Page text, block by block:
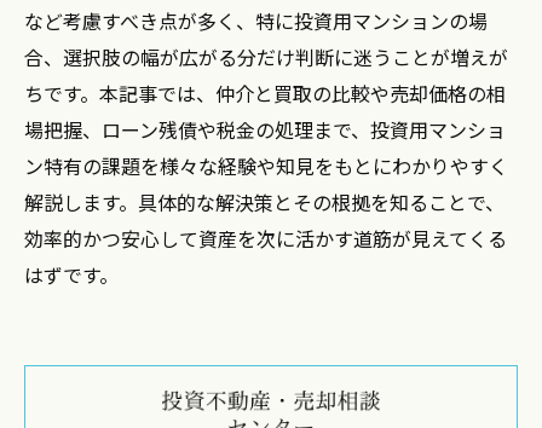
など考慮すべき点が多く、特に投資用マンションの場
合、選択肢の幅が広がる分だけ判断に迷うことが増えが
ちです。本記事では、仲介と買取の比較や売却価格の相
場把握、ローン残債や税金の処理まで、投資用マンショ
ン特有の課題を様々な経験や知見をもとにわかりやすく
解説します。具体的な解決策とその根拠を知ることで、
効率的かつ安心して資産を次に活かす道筋が見えてくる
はずです。